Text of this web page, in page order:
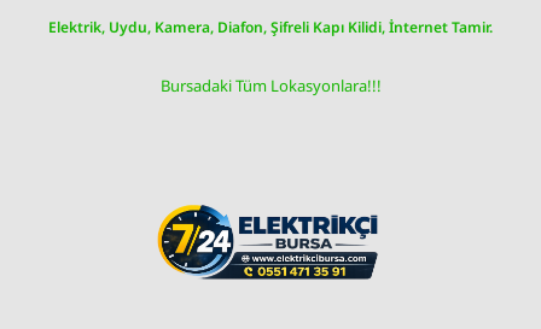
Elektrik, Uydu, Kamera, Diafon, Şifreli Kapı Kilidi, İnternet Tamir.
Bursadaki Tüm Lokasyonlara!!!